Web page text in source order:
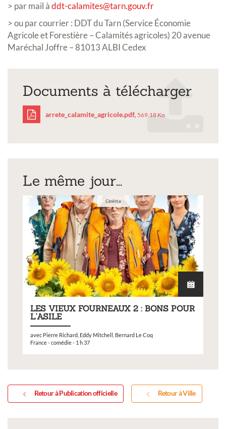
> par mail àddt-calamites@tarn.gouv.fr
> ou par courrier : DDT du Tarn (Service Économie
Agricole et Forestière – Calamités agricoles) 20 avenue
Maréchal Joffre – 81013 ALBI Cedex
Documents à télécharger
arrete_calamite_agricole.pdf, 569.18 Ko
Le même jour...
Cinéma
LES VIEUX FOURNEAUX 2 : BONS POUR
L'ASILE
avec Pierre Richard, Eddy Mitchell, Bernard Le Coq
France - comédie - 1 h 37
Retour à Publication officielle Retour à Ville